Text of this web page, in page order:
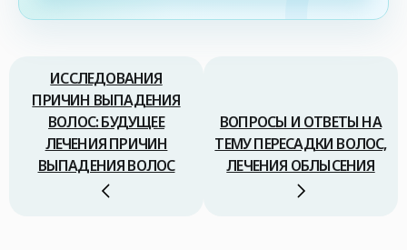
ИССЛЕДОВАНИЯ
ПРИЧИН ВЫПАДЕНИЯ
ВОЛОС: БУДУЩЕЕ
ЛЕЧЕНИЯ ПРИЧИН
ВЫПАДЕНИЯ ВОЛОС
ВОПРОСЫ И ОТВЕТЫ НА
ТЕМУ ПЕРЕСАДКИ ВОЛОС,
ЛЕЧЕНИЯ ОБЛЫСЕНИЯ